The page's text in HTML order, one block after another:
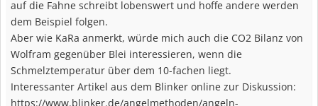
auf die Fahne schreibt lobenswert und hoffe andere werden
dem Beispiel folgen.
Aber wie KaRa anmerkt, würde mich auch die CO2 Bilanz von
Wolfram gegenüber Blei interessieren, wenn die
Schmelztemperatur über dem 10-fachen liegt.
Interessanter Artikel aus dem Blinker online zur Diskussion:
https://www.blinker.de/angelmethoden/angeln-